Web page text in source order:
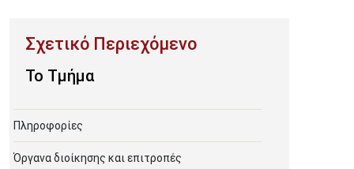
To Τμήμα
Πληροφορίες
Όργανα διοίκησης και επιτροπές